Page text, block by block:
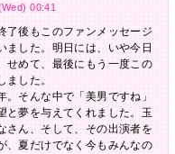
00:41
了後もこのファンメッセージ
ました。明日には、いや今日
せめて、最後にもう一度この
ました。
。そんな中で「美男ですね」
と夢を与えてくれました。玉
さん、そして、その出演者を
、夏だけでなく今もみんなの